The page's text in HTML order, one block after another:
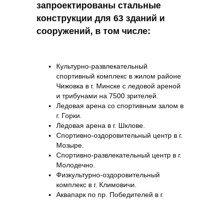
запроектированы стальные
конструкции для 63 зданий и
сооружений, в том числе:
Культурно-развлекательный
спортивный комплекс в жилом районе
Чижовка в г. Минске с ледовой ареной
и трибунами на 7500 зрителей.
Ледовая арена со спортивным залом в
г. Горки.
Ледовая арена в г. Шклове.
Спортивно-оздоровительный центр в г.
Мозыре.
Спортивно-развлекательный центр в г.
Молодечно.
Физкультурно-оздоровительный
комплекс в г. Климовичи.
Аквапарк по пр. Победителей в г.